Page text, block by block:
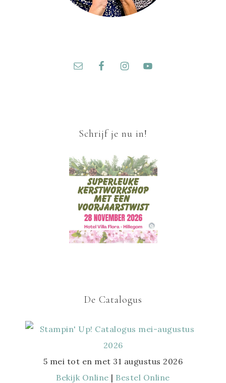
Schrijf je nu in!
De Catalogus
5 mei tot en met 31 augustus 2026
Bekijk Online | Bestel Online